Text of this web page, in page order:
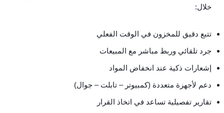
خلال:
تتبع دقيق للمخزون في الوقت الفعلي
جرد تلقائي وربط مباشر مع المبيعات
إشعارات ذكية عند انخفاض المواد
دعم لأجهزة متعددة (كمبيوتر – تابلت – جوال)
تقارير تفصيلية تساعد في اتخاذ القرار